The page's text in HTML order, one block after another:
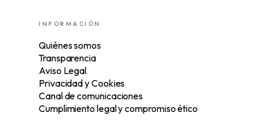
INFORMACIÓN
Quiénes somos
Transparencia
Aviso Legal
Privacidad y Cookies
Canal de comunicaciones
Cumplimiento legal y compromiso ético